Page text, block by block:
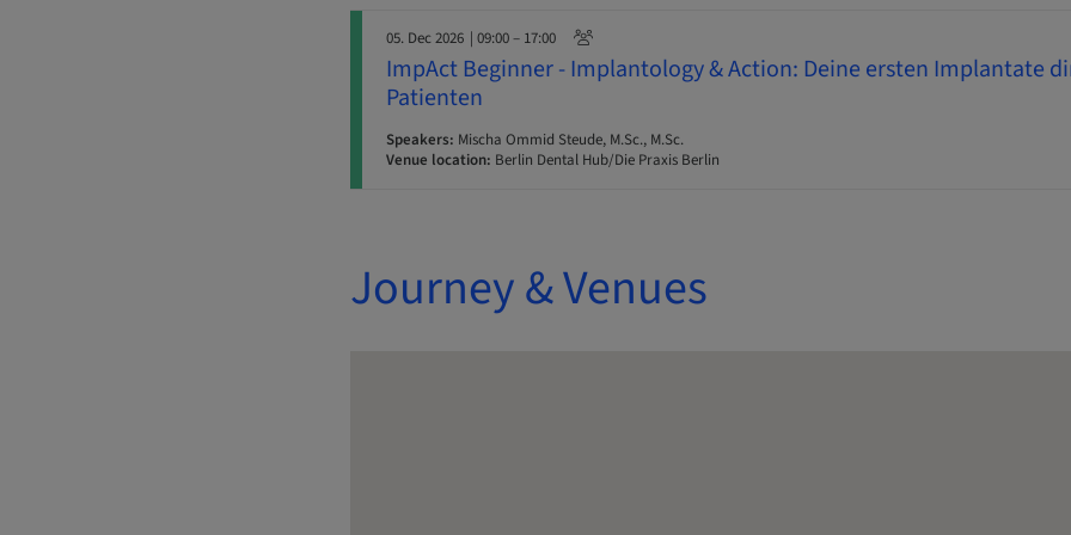
05. Dec 2026 | 09:00 – 17:00
ImpAct Beginner - Implantology & Action: Deine ersten Implantate
Patienten
Speakers: Mischa Ommid Steude, M.Sc., M.Sc.
Venue location: Berlin Dental Hub/Die Praxis Berlin
Journey & Venues